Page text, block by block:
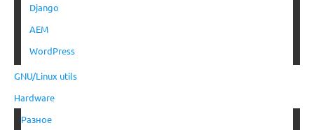
Django
AEM
WordPress
GNU/Linux utils
Hardware
Разное